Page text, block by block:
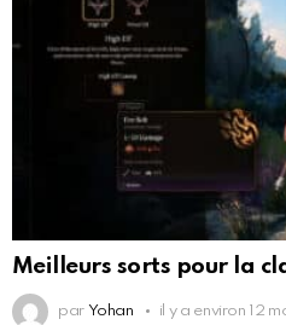
Meilleurs sorts pour la
par Yohan il y a environ 12